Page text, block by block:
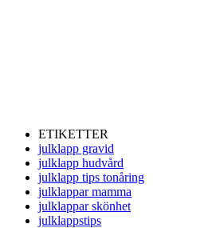
ETIKETTER
julklapp gravid
julklapp hudvård
julklapp tips tonåring
julklappar mamma
julklappar skönhet
julklappstips